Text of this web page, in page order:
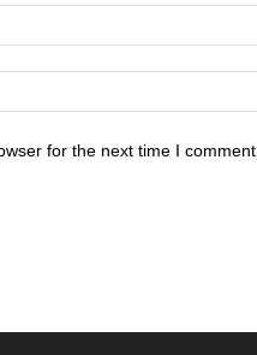
for the next time I comment.